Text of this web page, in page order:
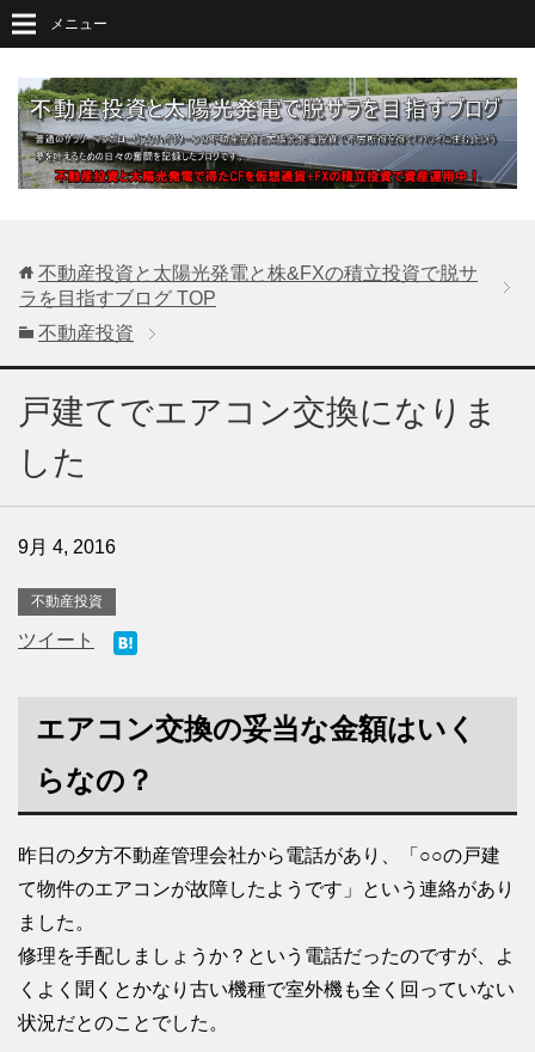
メニュー
不動産投資と太陽光発電と株&FXの積立投資で脱サ
ラを目指すブログ TOP
不動産投資
戸建てでエアコン交換になりま
した
9月 4, 2016
不動産投資
ツイート
エアコン交換の妥当な金額はいく
らなの？
昨日の夕方不動産管理会社から電話があり、「○○の戸建
て物件のエアコンが故障したようです」という連絡があり
ました。
修理を手配しましょうか？という電話だったのですが、よ
くよく聞くとかなり古い機種で室外機も全く回っていない
状況だとのことでした。